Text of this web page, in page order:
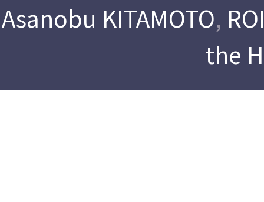
Asanobu KITAMOTO,
the